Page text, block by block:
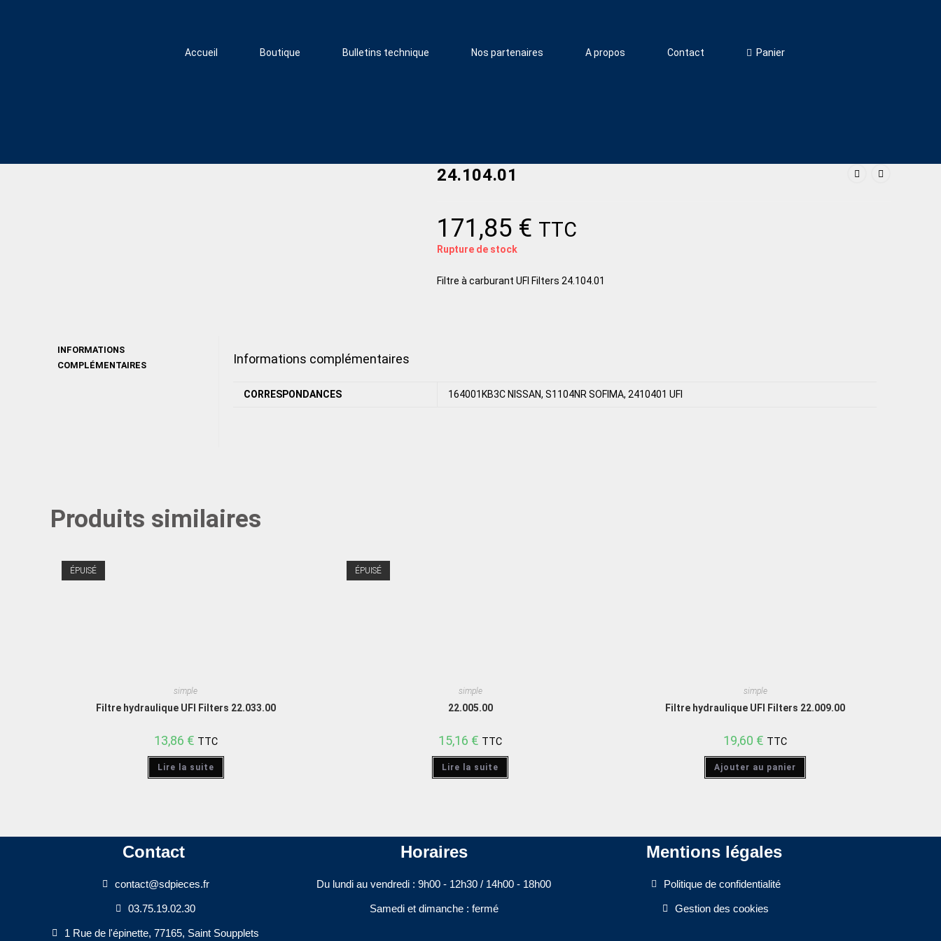
Accueil Boutique Bulletins technique Nos partenaires A propos Contact Panier
24.104.01
171,85 € TTC
Rupture de stock
Filtre à carburant UFI Filters 24.104.01
INFORMATIONS
COMPLÉMENTAIRES
Informations complémentaires
CORRESPONDANCES 164001KB3C NISSAN, S1104NR SOFIMA, 2410401 UFI
Produits similaires
ÉPUISÉ
simple
Filtre hydraulique UFI Filters 22.033.00
13,86 € TTC
Lire la suite
ÉPUISÉ
simple
22.005.00
15,16 € TTC
Lire la suite
simple
Filtre hydraulique UFI Filters 22.009.00
19,60 € TTC
Ajouter au panier
Contact
contact@sdpieces.fr
03.75.19.02.30
1 Rue de l'épinette, 77165, Saint Soupplets
Horaires
Du lundi au vendredi : 9h00 - 12h30 / 14h00 - 18h00​
Samedi et dimanche : fermé
Mentions légales
Politique de confidentialité
Gestion des cookies